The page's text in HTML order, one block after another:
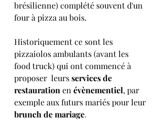
brésilienne) complété souvent d'un
four à pizza au bois.
Historiquement ce sont les
pizzaiolos ambulants (avant les
food truck) qui ont commencé à
proposer  leurs services de
restauration en évènementiel, par
exemple aux futurs mariés pour leur
brunch de mariage.